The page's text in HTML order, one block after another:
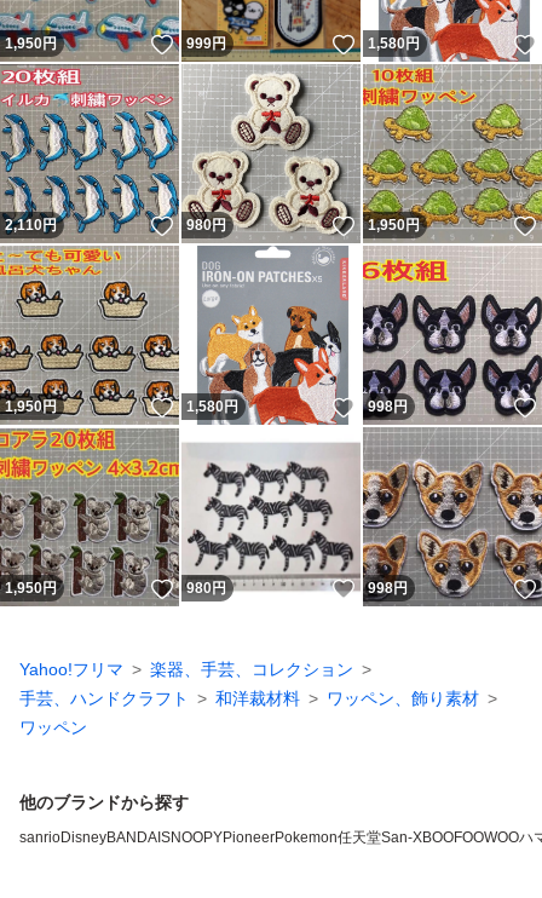
1,950円 いいね！
999円 いいね！
1,580 円
2,110円 いいね！
980円 いいね！
1,950円
1,950円 いいね！
1,580 円 いいね！
998円
1,950円 いいね！
980円 いいね！
998円
Yahoo!フリマ
楽器、手芸、コレクション
手芸、ハンドクラフト
和洋裁材料
ワッペン、飾り素材
ワッペン
他のブランドから探す
sanrioDisneyBANDAI SNOOPYPioneerPokemon任天堂San-XBOOFOOWOOハ